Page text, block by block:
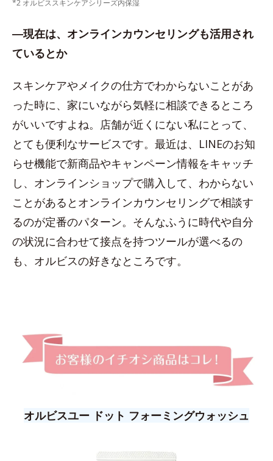
*2 オルビススキンケアシリーズ内保湿
―現在は、オンラインカウンセリングも活用され
ているとか
スキンケアやメイクの仕方でわからないことがあ
った時に、家にいながら気軽に相談できるところ
がいいですよね。店舗が近くにない私にとって、
とても便利なサービスです。最近は、LINEのお知
らせ機能で新商品やキャンペーン情報をキャッチ
し、オンラインショップで購入して、わからない
ことがあるとオンラインカウンセリングで相談す
るのが定番のパターン。そんなふうに時代や自分
の状況に合わせて接点を持つツールが選べるの
も、オルビスの好きなところです。
オルビスユー ドット フォーミングウォッシュ